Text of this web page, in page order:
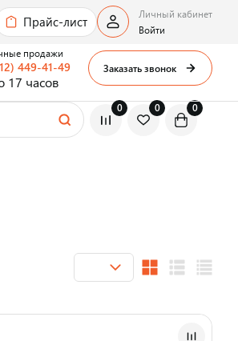
Прайс-лист
0 0 0
продажи
449-41-49
17 часов
Заказать звонок
Личный кабинет
Войти